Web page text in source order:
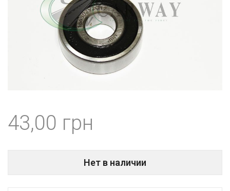
43,00
Нет в наличии